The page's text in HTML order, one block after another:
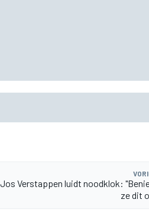
Jos Verstappen luidt noodklok:
ze dit